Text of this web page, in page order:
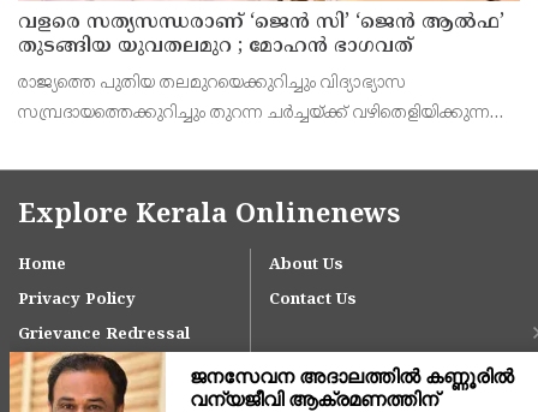
വളരെ സത്യസന്ധരാണ് ‘ജെൻ സി’ ‘ജെൻ ആൽഫ’
തുടങ്ങിയ യുവതലമുറ ; മോഹൻ ഭാഗവത്
രാജ്യത്തെ പുതിയ തലമുറയെക്കുറിച്ചും വിദ്യാഭ്യാസ
സമ്പ്രദായത്തെക്കുറിച്ചും തുറന്ന ചർച്ചയ്ക്ക് വഴിതെളിയിക്കുന്ന
മോഹൻ ഭാഗവത് രംഗത്ത്. നിലവിലെ തലമുറയെക്കാൾ വളരെ
Explore Kerala Onlinenews
Home
About Us
Privacy Policy
Contact Us
Grievance Redressal